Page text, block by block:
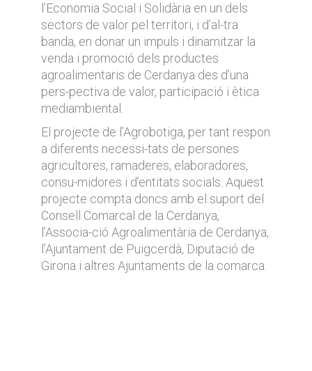
l’Economia Social i Solidària en un dels
sectors de valor pel territori, i d’al-tra
banda, en donar un impuls i dinamitzar la
venda i promoció dels productes
agroalimentaris de Cerdanya des d’una
pers-pectiva de valor, participació i ètica
mediambiental.
El projecte de l’Agrobotiga, per tant respon
a diferents necessi-tats de persones
agricultores, ramaderes, elaboradores,
consu-midores i d’entitats socials. Aquest
projecte compta doncs amb el suport del
Consell Comarcal de la Cerdanya,
l’Associa-ció Agroalimentària de Cerdanya,
l’Ajuntament de Puigcerdà, Diputació de
Girona i altres Ajuntaments de la comarca.